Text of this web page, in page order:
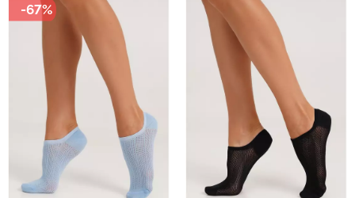
-67%
Безшовні легінси
LEGGINGS (чорний) Giulia
482 грн. 689 грн.
Велосипедки з високою
талією TRACKS 01
(чорний) Giulia
549 грн.